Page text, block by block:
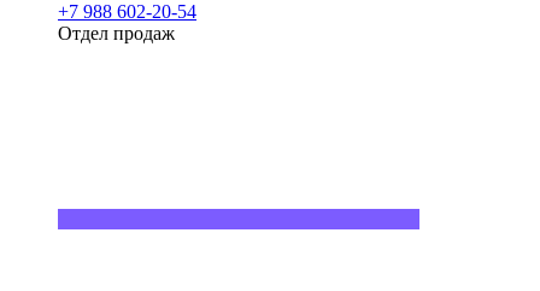
+7 988 602-20-54
Отдел продаж